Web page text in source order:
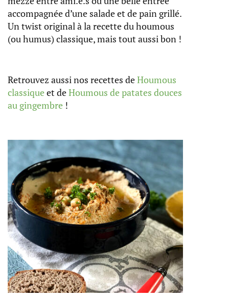
accompagnée d’une salade et de pain grillé.
Un twist original à la recette du houmous
(ou humus) classique, mais tout aussi bon !
Retrouvez aussi nos recettes deHoumous
classiqueet deHoumous de patates douces
au gingembre !